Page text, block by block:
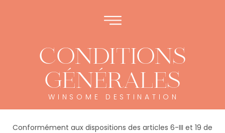
CONDITIONS
GÉNÉRALES
WINSOME DESTINATION
Conformément aux dispositions des articles 6-III et 19 de